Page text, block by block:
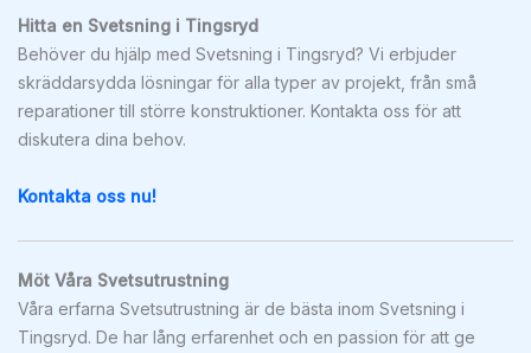
Hitta en Svetsning i Tingsryd
Behöver du hjälp med Svetsning i Tingsryd? Vi erbjuder
skräddarsydda lösningar för alla typer av projekt, från små
reparationer till större konstruktioner. Kontakta oss för att
diskutera dina behov.
Kontakta oss nu!
Möt Våra Svetsutrustning
Våra erfarna Svetsutrustning är de bästa inom Svetsning i
Tingsryd. De har lång erfarenhet och en passion för att ge